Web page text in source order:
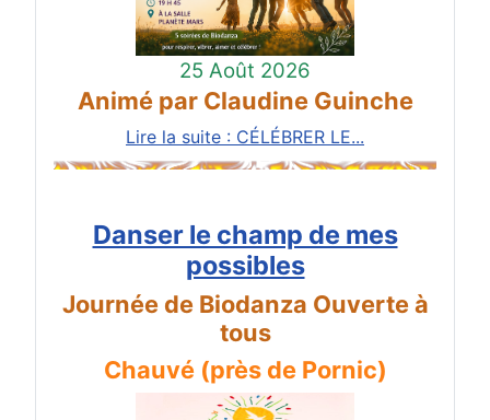
25 Août 2026
Animé par Claudine Guinche
Lire la suite : CÉLÉBRER LE...
Danser le champ de mes
possibles
Journée de Biodanza Ouverte à
tous
Chauvé (près de Pornic)